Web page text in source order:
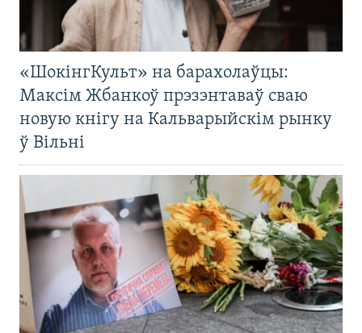
«ШокінгКульт» на барахолаўцы:
Максім Жбанкоў прэзэнтаваў сваю
новую кнігу на Кальварыйскім рынку
ў Вільні